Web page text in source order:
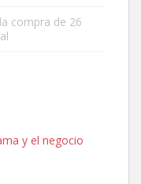
compra de 26
y el negocio